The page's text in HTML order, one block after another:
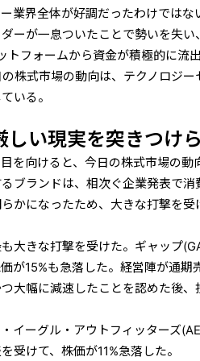
業界全体が好調だったわけでは
ーが一息ついたことで勢いを失
トフォームから資金が積極的に流
株式市場の動向は、テクノロジ
いる。
しい現実を突きつけ
を向けると、今日の株式市場の
ブランドは、相次ぐ企業発表で
かになったため、大きな打撃を受
大きな打撃を受けた。ギャップ
が15%も急落した。経営陣が通
大幅に減速したことを認めた後、
イーグル・アウトフィッターズ
受けて、株価が11%急落した。